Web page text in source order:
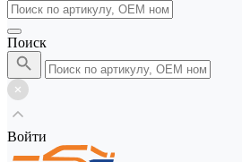
Поиск
Войти